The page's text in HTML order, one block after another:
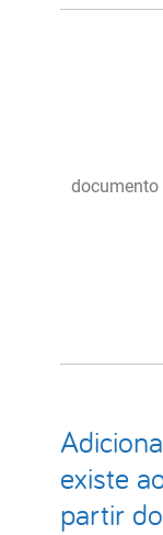
documento
existe
partir